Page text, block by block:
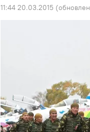
11:44 20.03.2015